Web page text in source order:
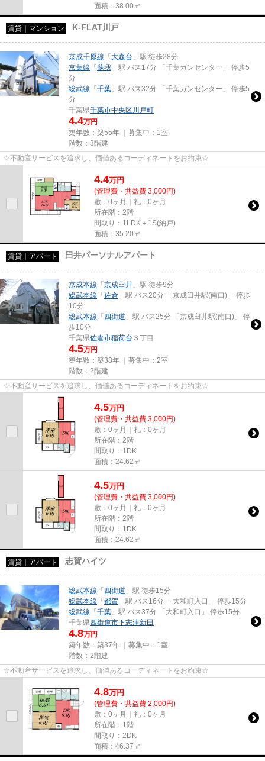
面積：38.00㎡
賃貸｜マンション K-FLAT川戸
京成千原線 「大森台 」駅 徒歩28分
京葉線 「蘇我 」駅 バス17分 「千葉ガンセンター」 停歩5
分
総武線 「千葉 」駅 バス32分 「千葉ガンセンター」 停歩5
分
千葉県千葉市中央区川戸町
4.4万円
築年数：築55年 ｜募集中： 1室
階数：3階建
☆不動産サービスを追求し、価値あるコーディネートをお約束☆
4.4万円
(管理費・共益費 3,000円)
敷：0ヶ月｜礼：0ヶ月
所在階：2階
間取り：1LDK＋1S(納戸)
面積：35.20㎡
賃貸｜アパート 臼井パーソナルアパート
京成本線 「京成臼井 」駅 徒歩9分
総武本線 「佐倉 」駅 バス20分 「京成臼井駅(南口)」 停歩
10分
総武本線 「四街道 」駅 バス25分 「京成臼井駅(南口)」 停
歩10分
千葉県佐倉市稲荷台 ３丁目
4.5万円
築年数：築38年 ｜募集中： 2室
階数：2階建
☆不動産サービスを追求し、価値あるコーディネートをお約束☆
4.5万円
(管理費・共益費 3,000円)
敷：0ヶ月｜礼：0ヶ月
所在階：2階
間取り：1DK
面積：24.62㎡
4.5万円
(管理費・共益費 3,000円)
敷：0ヶ月｜礼：0ヶ月
所在階：2階
間取り：1DK
面積：24.62㎡
賃貸｜アパート 志賀ハイツ
総武本線 「四街道 」駅 徒歩15分
総武本線 「都賀 」駅 バス16分 「大和町入口」 停歩15分
総武線 「千葉 」駅 バス37分 「大和町入口」 停歩15分
千葉県四街道市下志津新田
4.8万円
築年数：築37年 ｜募集中： 1室
階数：2階建
☆不動産サービスを追求し、価値あるコーディネートをお約束☆
4.8万円
(管理費・共益費 2,000円)
敷：0ヶ月｜礼：0ヶ月
所在階：1階
間取り：2DK
面積：46.37㎡